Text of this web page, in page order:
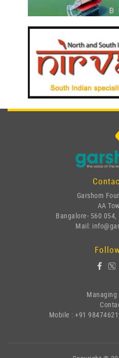
Garshom
AA
Bangalore- 560
Mail:
Managing
Mobile : +91